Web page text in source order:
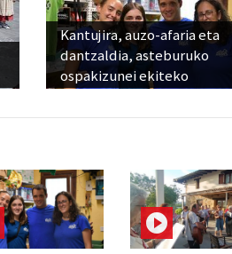
Kantujira, auzo-afaria eta
dantzaldia, asteburuko
ospakizunei ekiteko